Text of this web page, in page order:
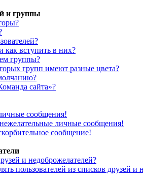
и группы
как вступить в них?
группы?
групп имеют разные цвета?
сайта»?
сообщения!
личные сообщения!
сообщение!
и недоброжелателей?
пользователей из списков друзей и